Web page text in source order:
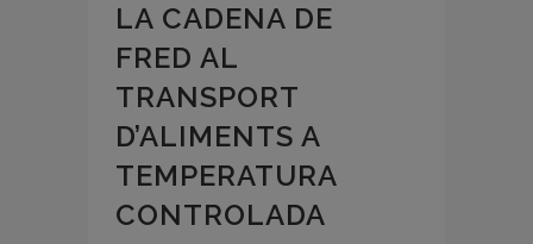
LA CADENA DE
FRED AL
TRANSPORT
D’ALIMENTS A
TEMPERATURA
CONTROLADA